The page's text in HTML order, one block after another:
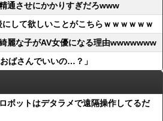
通させにかかりすぎだろwww
して欲しいことがこちらｗｗｗｗｗｗ
麗な子がAV女優になる理由wwwwwww
ばさんでいいの…？」
ボットはデタラメで遠隔操作してるだ